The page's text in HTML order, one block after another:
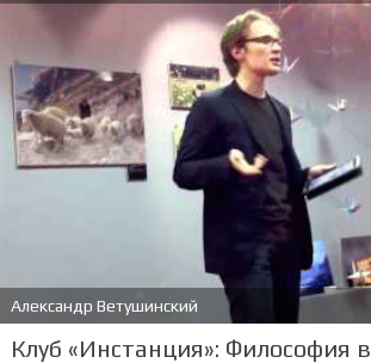
Александр Ветушинский
Клуб «Инстанция»: Философия